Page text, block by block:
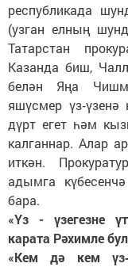
республикада
(узган елның
Татарстан
Казанда биш,
белән Яңа
яшүсмер
дүрт егет һәм
калганнар. Алар
иткән.
адымга
бара.
«Үз - үзегезне
карата Рәхимле
«Кем дә кем